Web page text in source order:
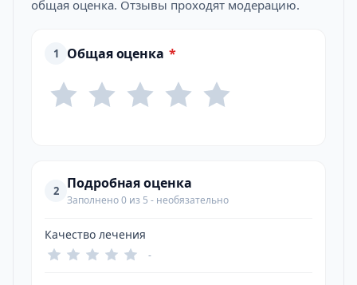
общая оценка. Отзывы проходят модерацию.
1 Общая оценка *
2 Подробная оценка
Заполнено 0 из 5 - необязательно
Качество лечения
-